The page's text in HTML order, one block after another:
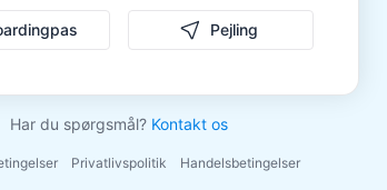
Pejling
Har du spørgsmål? Kontakt os
Privatlivspolitik Handelsbetingelser